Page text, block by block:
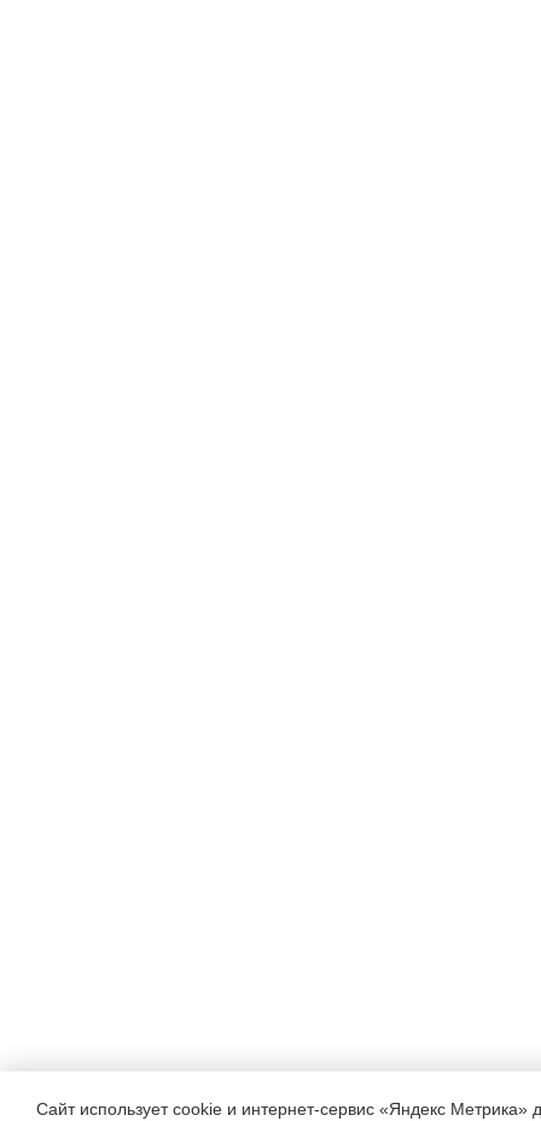
Сайт использует cookie и интернет-сервис «Яндекс Метрика»